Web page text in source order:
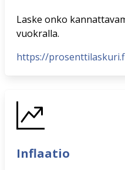
Laske onko
vuokralla.
https://
Inflaatio